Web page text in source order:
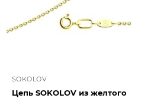
SOKOLOV
Цепь SOKOLOV из желтого